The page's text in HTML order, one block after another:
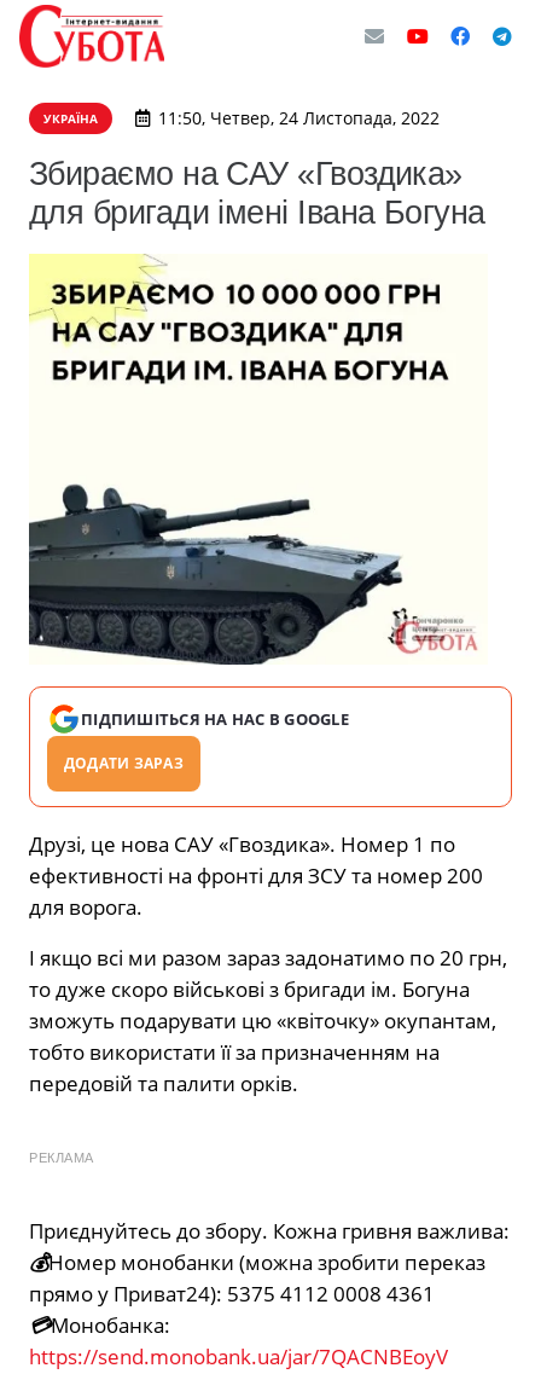
УКРАЇНА 11:50, Четвер, 24 Листопада, 2022
Збираємо на САУ «Гвоздика»
для бригади імені Івана Богуна
ПІДПИШІТЬСЯ НА НАС В GOOGLE
ДОДАТИ ЗАРАЗ
Друзі, це нова САУ «Гвоздика». Номер 1 по
ефективності на фронті для ЗСУ та номер 200
для ворога.
І якщо всі ми разом зараз задонатимо по 20 грн,
то дуже скоро військові з бригади ім. Богуна
зможуть подарувати цю «квіточку» окупантам,
тобто використати її за призначенням на
передовій та палити орків.
РЕКЛАМА
Приєднуйтесь до збору. Кожна гривня важлива:
💰Номер монобанки (можна зробити переказ
прямо у Приват24): 5375 4112 0008 4361
💳Монобанка:
https://send.monobank.ua/jar/7QACNBEoyV